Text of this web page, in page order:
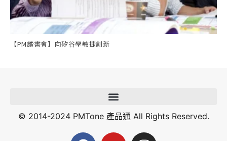
【PM讀書會】向矽谷學敏捷創新
© 2014-2024 PMTone 產品通 All Rights Reserved.